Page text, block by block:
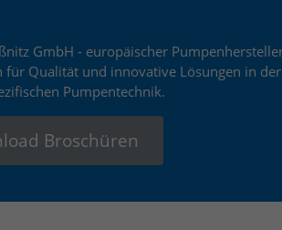
GmbH - europäischer
für Qualität und innovative Lösungen in der
Pumpentechnik.
Broschüren